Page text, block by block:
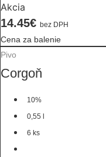
Akcia
14.45€ bez DPH
Cena za balenie
Pivo
Corgoň
10%
0,55 l
6 ks